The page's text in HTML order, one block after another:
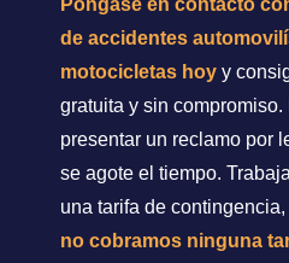
Póngase en contacto
de accidentes
motocicletas hoy y
gratuita y sin
presentar un reclamo por
se agote el tiempo.
una tarifa de
no cobramos ninguna